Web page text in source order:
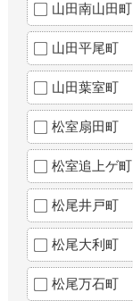
山田南山田町
山田平尾町
山田葉室町
松室扇田町
松室追上ゲ町
松尾井戸町
松尾大利町
松尾万石町